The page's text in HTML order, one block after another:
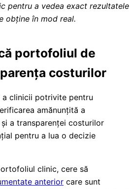
pentru a vedea exact rezultatele
obține în mod real.
portofoliul de
costurilor
a clinicii potrivite pentru
amănunțită a
a transparenței costurilor
pentru a lua o decizie
clinic, cere să
anterior care sunt